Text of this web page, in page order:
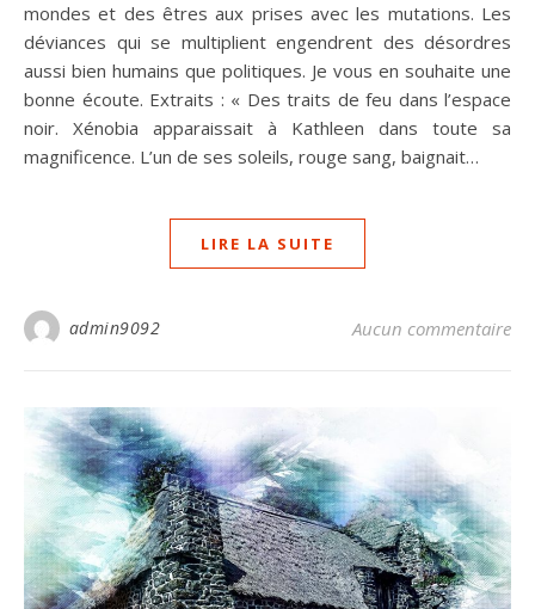
mondes et des êtres aux prises avec les mutations. Les
déviances qui se multiplient engendrent des désordres
aussi bien humains que politiques. Je vous en souhaite une
bonne écoute. Extraits : « Des traits de feu dans l’espace
noir. Xénobia apparaissait à Kathleen dans toute sa
magnificence. L’un de ses soleils, rouge sang, baignait…
LIRE LA SUITE
admin9092 Aucun commentaire